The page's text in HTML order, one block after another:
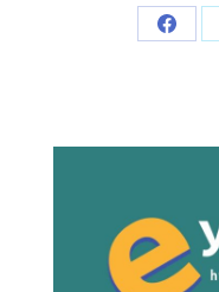
Share